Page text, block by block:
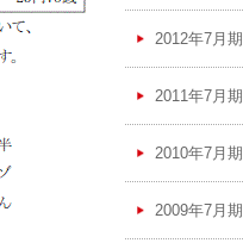
2012年7月期
2011年7月期
2010年7月期
2009年7月期